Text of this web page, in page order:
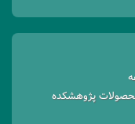
پژوهشکده